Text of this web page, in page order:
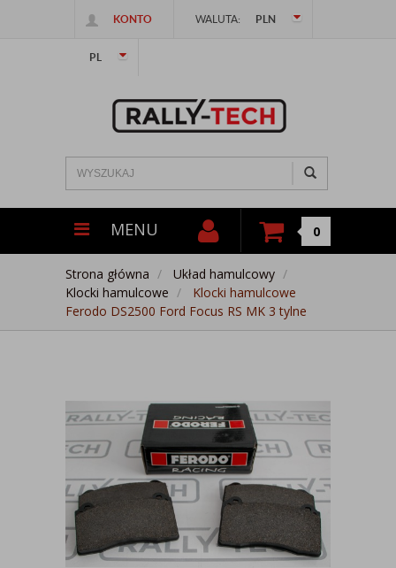
KONTO WALUTA: PLN
PL
MENU 0
Strona główna
Układ hamulcowy
Klocki hamulcowe
Klocki hamulcowe
Ferodo DS2500 Ford Focus RS MK 3 tylne